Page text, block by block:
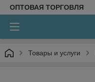
ОПТОВАЯ ТОРГОВЛЯ
Товары и услуги